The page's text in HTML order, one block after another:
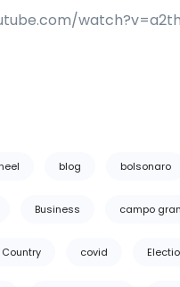
blog bolsonaro
Business campo
Country covid